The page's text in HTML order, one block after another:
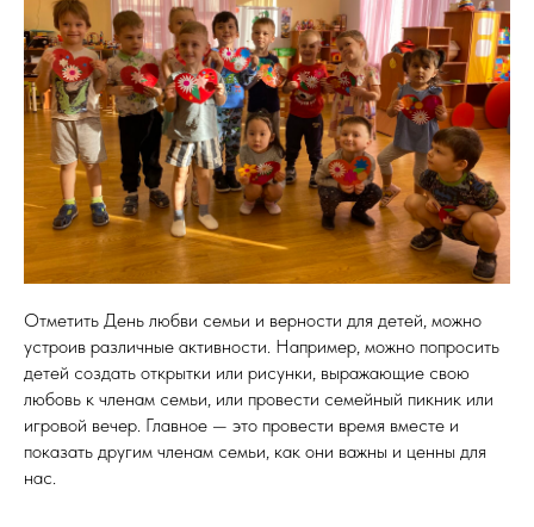
Отметить День любви семьи и верности для детей, можно
устроив различные активности. Например, можно попросить
детей создать открытки или рисунки, выражающие свою
любовь к членам семьи, или провести семейный пикник или
игровой вечер. Главное — это провести время вместе и
показать другим членам семьи, как они важны и ценны для
нас.